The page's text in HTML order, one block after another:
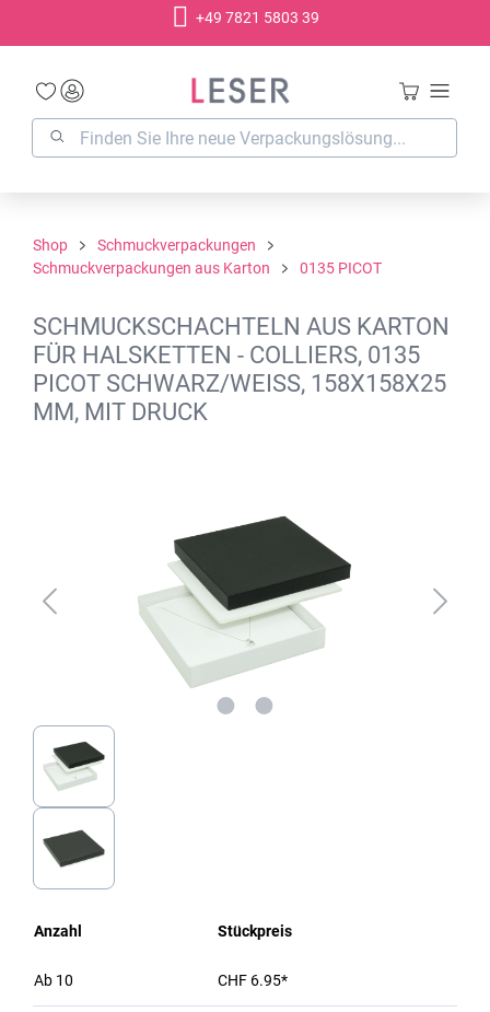
+49 7821 5803 39
Shop
Schmuckverpackungen
Schmuckverpackungen aus Karton
0135 PICOT
SCHMUCKSCHACHTELN AUS KARTON
FÜR HALSKETTEN - COLLIERS, 0135
PICOT SCHWARZ/WEISS, 158X158X25
MM, MIT DRUCK
Anzahl Stückpreis
Ab 10 CHF 6.95*